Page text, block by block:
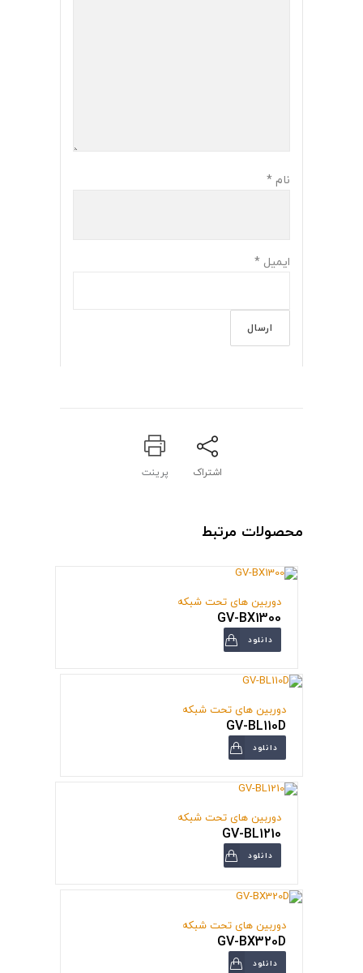
نام*
ایمیل *
اشتراک پرینت
محصولات مرتبط
دوربین های تحت شبکه
GV-BX1300
دانلود
دوربین های تحت شبکه
GV-BL110D
دانلود
دوربین های تحت شبکه
GV-BL1210
دانلود
دوربین های تحت شبکه
GV-BX320D
دانلود